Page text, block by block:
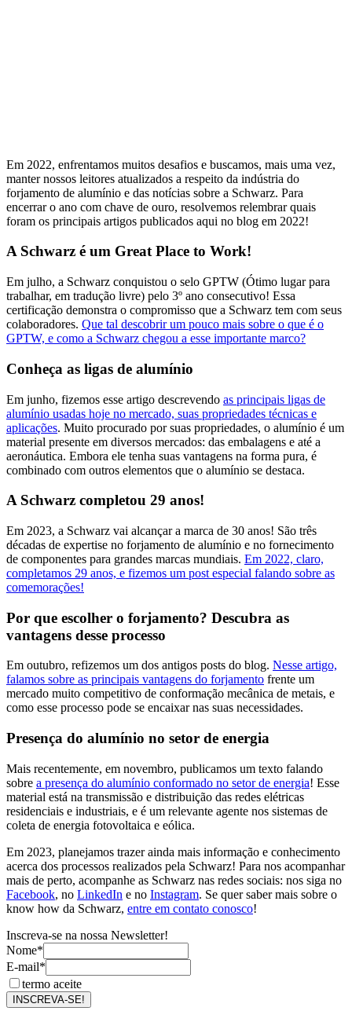
Em 2022, enfrentamos muitos desafios e buscamos, mais uma vez,
manter nossos leitores atualizados a respeito da indústria do
forjamento de alumínio e das notícias sobre a Schwarz. Para
encerrar o ano com chave de ouro, resolvemos relembrar quais
foram os principais artigos publicados aqui no blog em 2022!
A Schwarz é um Great Place to Work!
Em julho, a Schwarz conquistou o selo GPTW (Ótimo lugar para
trabalhar, em tradução livre) pelo 3º ano consecutivo! Essa
certificação demonstra o compromisso que a Schwarz tem com seus
colaboradores. Que tal descobrir um pouco mais sobre o que é o
GPTW, e como a Schwarz chegou a esse importante marco?
Conheça as ligas de alumínio
Em junho, fizemos esse artigo descrevendo as principais ligas de
alumínio usadas hoje no mercado, suas propriedades técnicas e
aplicações. Muito procurado por suas propriedades, o alumínio é um
material presente em diversos mercados: das embalagens e até a
aeronáutica. Embora ele tenha suas vantagens na forma pura, é
combinado com outros elementos que o alumínio se destaca.
A Schwarz completou 29 anos!
Em 2023, a Schwarz vai alcançar a marca de 30 anos! São três
décadas de expertise no forjamento de alumínio e no fornecimento
de componentes para grandes marcas mundiais. Em 2022, claro,
completamos 29 anos, e fizemos um post especial falando sobre as
comemorações!
Por que escolher o forjamento? Descubra as
vantagens desse processo
Em outubro, refizemos um dos antigos posts do blog. Nesse artigo,
falamos sobre as principais vantagens do forjamento frente um
mercado muito competitivo de conformação mecânica de metais, e
como esse processo pode se encaixar nas suas necessidades.
Presença do alumínio no setor de energia
Mais recentemente, em novembro, publicamos um texto falando
sobre a presença do alumínio conformado no setor de energia! Esse
material está na transmissão e distribuição das redes elétricas
residenciais e industriais, e é um relevante agente nos sistemas de
coleta de energia fotovoltaica e eólica.
Em 2023, planejamos trazer ainda mais informação e conhecimento
acerca dos processos realizados pela Schwarz! Para nos acompanhar
mais de perto, acompanhe as Schwarz nas redes sociais: nos siga no
Facebook, no LinkedIn e no Instagram. Se quer saber mais sobre o
know how da Schwarz, entre em contato conosco!
Inscreva-se na nossa Newsletter!
Nome*
E-mail*
termo aceite
INSCREVA-SE!